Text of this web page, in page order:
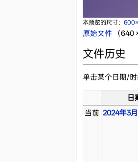
本预览的尺寸：
原始文件‎ （
文件历史
单击某个日期/时
日
当前 2024年3